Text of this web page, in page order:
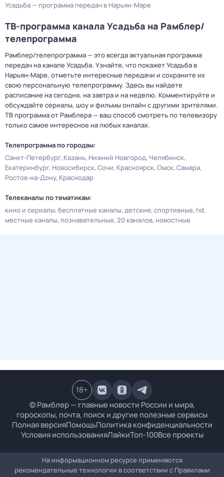
Усадьба — программа передач в Нарьян-Маре
ТВ-программа канала Усадьба на Рамблер/
телепрограмма
Рамблер/телепрограмма — это всегда актуальная программа
передач на канале Усадьба. Узнайте, что покажет Усадьба в
Нарьян-Маре, отметьте интересные передачи и сохраните их
свою персональную телепрограмму. Здесь вы найдете
расписание на сегодня, на завтра и на неделю. Комментируйте и
обсуждайте сериалы, шоу и фильмы онлайн с другими зрителями.
ТВ программа от Рамблера — ваш способ смотреть по телевизору
только самое интересное на любых каналах.
Телепрограмма по городам:
Санкт-Петербург Казань Нижний Новгород Челябинск
Екатеринбург Новосибирск Сочи Красноярск Омск Самара
Ростов-на-Дону Краснодар
Телеканалы по тематикам:
кино и сериалы бесплатные каналы детские спортивные hd
местные каналы познавательные 20 каналов новостные
© Рамблер — главные новости России и мира,
гороскопы, почта, поиск и другие полезные сервисы
Полная версияПомощьПолитика конфиденциальности
Условия использованияЛайкиТоп-100Все проекты
18+
На информационном ресурсе применяются
рекомендательные технологии в соответствии с Правилами